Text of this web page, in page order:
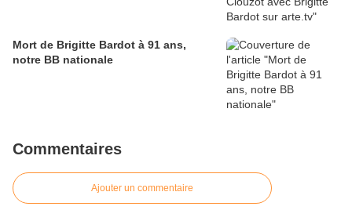
Mort de Brigitte Bardot à 91 ans,
notre BB nationale
Commentaires
Ajouter un commentaire